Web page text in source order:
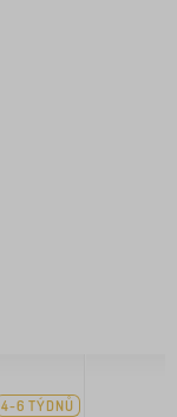
4-6 TÝDNŮ